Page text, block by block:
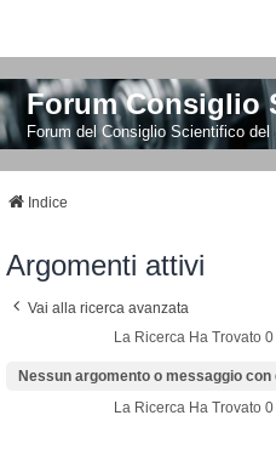
Forum Consiglio
Forum del Consiglio Scientifico del
Indice
Argomenti attivi
Vai alla ricerca avanzata
La Ricerca Ha Trovato
Nessun argomento o messaggio
La Ricerca Ha Trovato